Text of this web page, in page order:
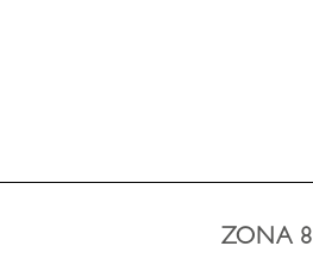
ZONA 8